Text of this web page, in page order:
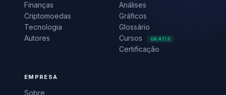
Finanças
Criptomoedas
Tecnologia
Autores
Análises
Gráficos
Glossário
Cursos
GRÁTIS
Certificação
EMPRESA
Sobre